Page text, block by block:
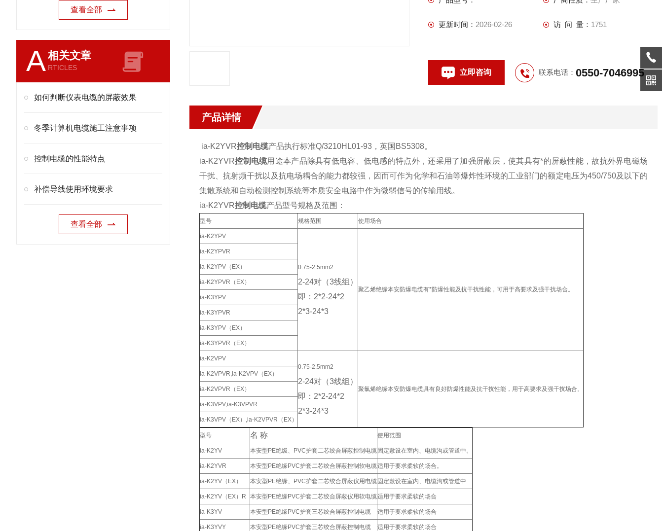
查看全部
A相关文章
RTICLES
如何判断仪表电缆的屏蔽效果
冬季计算机电缆施工注意事项
控制电缆的性能特点
补偿导线使用环境要求
查看全部
更新时间： 2026-02-26 访 问 量： 1751
立即咨询 联系电话： 0550-7046995
产品详情
ia-K2YVR控制电缆产品执行标准Q/3210HL01-93，英国BS5308。
ia-K2YVR控制电缆用途本产品除具有低电容、低电感的特点外，还采用了加强屏蔽层，使其具有*的屏蔽性能，故抗外界电磁场
干扰、抗射频干扰以及抗电场耦合的能力都较强，因而可作为化学和石油等爆炸性环境的工业部门的额定电压为450/750及以下的
集散系统和自动检测控制系统等本质安全电路中作为微弱信号的传输用线。
ia-K2YVR控制电缆产品型号规格及范围：
型号 规格范围 使用场合
ia-K2YPV
0.75-2.5mm2
2-24对（3线组）
即：2*2-24*2
2*3-24*3
聚乙烯绝缘本安防爆电缆有*防爆性能及抗干扰性能，可用于高要求及强干扰场合。
ia-K2YPVR
ia-K2YPV（EX）
ia-K2YPVR（EX）
ia-K3YPV
ia-K3YPVR
ia-K3YPV（EX）
ia-K3YPVR（EX）
ia-K2VPV
0.75-2.5mm2
2-24对（3线组）
即：2*2-24*2
2*3-24*3
聚氯烯绝缘本安防爆电缆具有良好防爆性能及抗干扰性能，用于高要求及强干扰场合。
ia-K2VPVR,ia-K2VPV（EX）
ia-K2VPVR（EX）
ia-K3VPV,ia-K3VPVR
ia-K3VPV（EX）,ia-K2VPVR（EX）
型号 名 称 使用范围
ia-K2YV 本安型PE绝级、PVC护套二芯绞合屏蔽控制电缆 固定敷设在室内、电缆沟或管道中。
ia-K2YVR 本安型PE绝缘PVC护套二芯绞合屏蔽控制软电缆适用于要求柔软的场合。
ia-K2YV（EX） 本安型PE绝缘、PVC护套二芯绞合屏蔽仪用电缆 固定敷设在室内、电缆沟或管道中
ia-K2YV（EX）R 本安型PE绝缘PVC护套二芯绞合屏蔽仪用软电缆适用于要求柔软的场合
ia-K3YV 本安型PE绝缘PVC护套三芯绞合屏蔽控制电缆 适用于要求柔软的场合
ia-K3YVY 本安型PE绝缘PVC护套三芯绞合屏蔽控制电缆 适用于要求柔软的场合